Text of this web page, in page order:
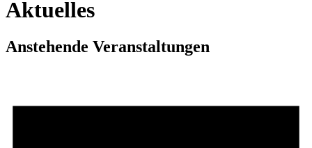
Aktuelles
Anstehende Veranstaltungen